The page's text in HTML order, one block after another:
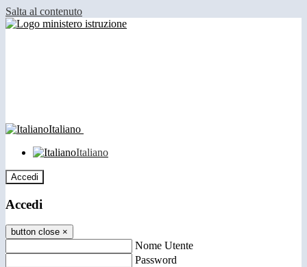
Salta al contenuto
Italiano
Italiano
Accedi
Accedi
button close ×
Nome Utente
Password